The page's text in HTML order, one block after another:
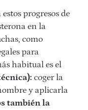
progresos de
en la
como
para
habitual es el
coger la
y aplicarla
también la